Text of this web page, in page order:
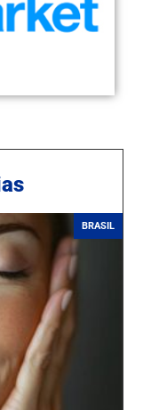
BRASIL